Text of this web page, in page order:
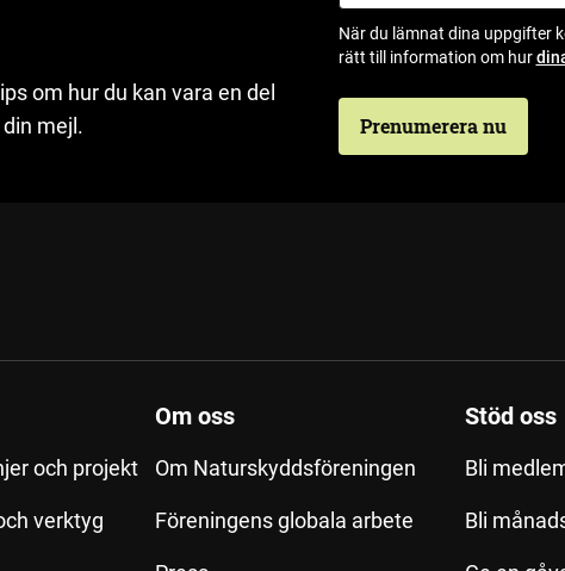
om hur du kan vara en del
mejl.
När du lämnat dina uppgifter
rätt till information om hur
Prenumerera nu
och projekt
verktyg
Om oss
Om Naturskyddsföreningen
Föreningens globala arbete
Stöd oss
Bli
Bli